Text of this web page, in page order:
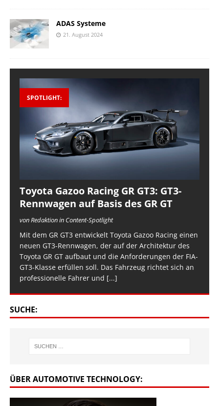
ADAS Systeme
21. August 2024
SPOTLIGHT:
Toyota Gazoo Racing GR GT3: GT3-
Rennwagen auf Basis des GR GT
von Redaktion in Content-Spotlight
Mit dem GR GT3 entwickelt Toyota Gazoo Racing einen
neuen GT3-Rennwagen, der auf der Architektur des
Toyota GR GT aufbaut und die Anforderungen der FIA-
GT3-Klasse erfüllen soll. Das Fahrzeug richtet sich an
professionelle Fahrer und [...]
SUCHE:
ÜBER AUTOMOTIVE TECHNOLOGY: